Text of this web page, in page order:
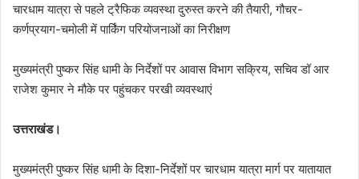
चारधाम यात्रा से पहले ट्रैफिक व्यवस्था दुरुस्त करने की तैयारी, गौचर-
कर्णप्रयाग-चमोली में पार्किंग परियोजनाओं का निरीक्षण
मुख्यमंत्री पुष्कर सिंह धामी के निर्देशों पर आवास विभाग सक्रिय, सचिव डॉ आर
राजेश कुमार ने मौके पर पहुंचकर परखी व्यवस्थाएं
उत्तराखंड।
मुख्यमंत्री पुष्कर सिंह धामी के दिशा-निर्देशों पर चारधाम यात्रा मार्ग पर यातायात